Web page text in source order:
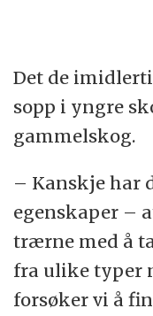
Det de
sopp i yngre
gammelskog.
– Kanskje har
egenskaper –
trærne med å
fra ulike typer
forsøker vi å